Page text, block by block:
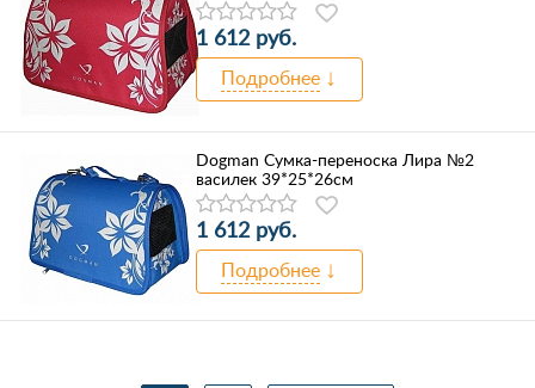
1 612 руб.
Подробнее
Dogman Сумка-переноска Лира №2
василек 39*25*26см
1 612 руб.
Подробнее